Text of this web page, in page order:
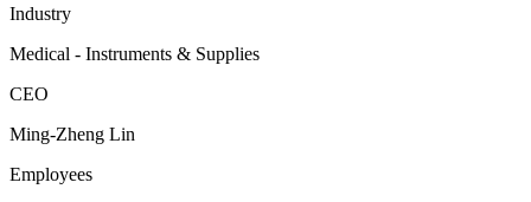
Industry
Medical - Instruments & Supplies
CEO
Ming-Zheng Lin
Employees